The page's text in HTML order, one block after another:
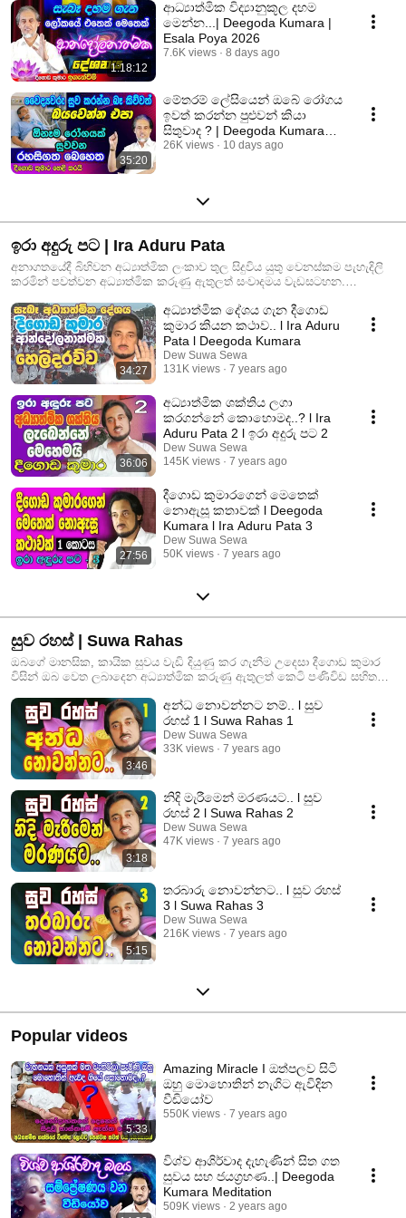
1:18:12
ආධ්‍යාත්මික විද්‍යානුකූල දහම
මෙන්න...| Deegoda Kumara |
Esala Poya 2026
7.6K views 8 days ago
35:20
මේතරම් ලේසියෙන් ඔබේ රෝගය
ඉවත් කරන්න පුළුවන් කියා
සිතුවාද ? | Deegoda Kumara
Spiritual Speech
26K views 10 days ago
ඉරා අදුරු පට | Ira Aduru Pata
අනාගතයේදී බිහිවන අධ්‍යාත්මික ලංකාව තුල සිදුවිය යුතු වෙනස්කම පැහැදිලි
කරමින් පවත්වන අධ්‍යාත්මික කරුණු ඇතුලත් සංවාදමය වැඩසටහන.
sadaha aramba kala sanwadathmaka wadasatahana
34:27
අධ්‍යාත්මික දේශය ගැන දීගොඩ
කුමාර කියන කථාව.. l Ira Aduru
Pata l Deegoda Kumara
Dew Suwa Sewa
131K views
7 years ago
36:06
අධ්‍යාත්මික ශක්තිය ලගා
කරගන්නේ කොහොමද..? l Ira
Aduru Pata 2 l ඉරා අදුරු පට 2
Dew Suwa Sewa
145K views
7 years ago
27:56
දීගොඩ කුමාරගෙන් මෙතෙක්
නොඇසූ කතාවක් l Deegoda
Kumara l Ira Aduru Pata 3
Dew Suwa Sewa
50K views
7 years ago
සුව රහස් | Suwa Rahas
ඔබගේ මානසික, කායික සුවය වැඩි දියුණු කර ගැනීම උදෙසා දීගොඩ කුමාර
විසින් ඔබ වෙත ලබාදෙන අධ්‍යාත්මික කරුණු ඇතුලත් කෙටි පණිවිඩ සහිත
labana ishesha keti upadhes malawa
3:46
අන්ධ නොවන්නට නම්.. l සුව
රහස් 1 l Suwa Rahas 1
Dew Suwa Sewa
33K views
7 years ago
3:18
නිදි මැරීමෙන් මරණයට.. l සුව
රහස් 2 l Suwa Rahas 2
Dew Suwa Sewa
47K views
7 years ago
5:15
තරබාරු නොවන්නට.. l සුව රහස්
3 l Suwa Rahas 3
Dew Suwa Sewa
216K views
7 years ago
Popular videos
5:33
Amazing Miracle I ඔත්පලව සිටි
ඔහු මොහොතින් නැගිට ඇවිදින
වීඩියෝව
550K views 7 years ago
විශ්ව ආශිර්වාද දැහැණින් සිත ගත
සුවය සහ ජයග්‍රහණ..| Deegoda
Kumara Meditation
509K views 2 years ago